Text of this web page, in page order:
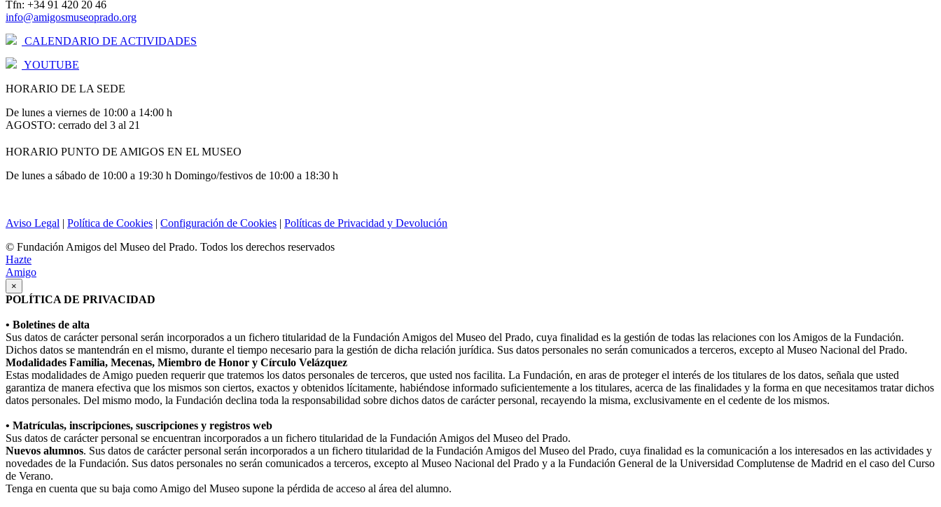
Tfn: +34 91 420 20 46
info@amigosmuseoprado.org
CALENDARIO DE ACTIVIDADES
YOUTUBE
HORARIO DE LA SEDE
De lunes a viernes de 10:00 a 14:00 h
AGOSTO: cerrado del 3 al 21
HORARIO PUNTO DE AMIGOS EN EL MUSEO
De lunes a sábado de 10:00 a 19:30 h Domingo/festivos de 10:00 a 18:30 h
Aviso Legal | Política de Cookies | Configuración de Cookies | Políticas de Privacidad y Devolución
© Fundación Amigos del Museo del Prado. Todos los derechos reservados
Hazte
Amigo
×
POLÍTICA DE PRIVACIDAD
• Boletines de alta
Sus datos de carácter personal serán incorporados a un fichero titularidad de la Fundación Amigos del Museo del Prado, cuya finalidad es la gestión de todas las relaciones con los Amigos de la Fundación.
Dichos datos se mantendrán en el mismo, durante el tiempo necesario para la gestión de dicha relación jurídica. Sus datos personales no serán comunicados a terceros, excepto al Museo Nacional del Prado.
Modalidades Familia, Mecenas, Miembro de Honor y Círculo Velázquez
Estas modalidades de Amigo pueden requerir que tratemos los datos personales de terceros, que usted nos facilita. La Fundación, en aras de proteger el interés de los titulares de los datos, señala que usted
garantiza de manera efectiva que los mismos son ciertos, exactos y obtenidos lícitamente, habiéndose informado suficientemente a los titulares, acerca de las finalidades y la forma en que necesitamos tratar dichos
datos personales. Del mismo modo, la Fundación declina toda la responsabilidad sobre dichos datos de carácter personal, recayendo la misma, exclusivamente en el cedente de los mismos.
• Matrículas, inscripciones, suscripciones y registros web
Sus datos de carácter personal se encuentran incorporados a un fichero titularidad de la Fundación Amigos del Museo del Prado.
Nuevos alumnos. Sus datos de carácter personal serán incorporados a un fichero titularidad de la Fundación Amigos del Museo del Prado, cuya finalidad es la comunicación a los interesados en las actividades y
novedades de la Fundación. Sus datos personales no serán comunicados a terceros, excepto al Museo Nacional del Prado y a la Fundación General de la Universidad Complutense de Madrid en el caso del Curso
de Verano.
Tenga en cuenta que su baja como Amigo del Museo supone la pérdida de acceso al área del alumno.